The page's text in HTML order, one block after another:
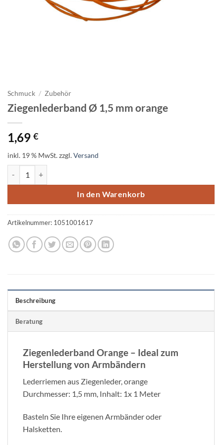
Schmuck / Zubehör
Ziegenlederband Ø 1,5 mm orange
1,69 €
inkl. 19 % MwSt.zzgl.Versand
In den Warenkorb
Artikelnummer: 1051001617
Beschreibung
Beratung
Ziegenlederband Orange – Ideal zum
Herstellung von Armbändern
Lederriemen aus Ziegenleder, orange
Durchmesser: 1,5 mm, Inhalt: 1x 1 Meter
Basteln Sie Ihre eigenen Armbänder oder
Halsketten.